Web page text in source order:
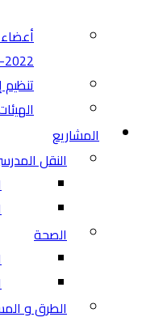
أعضاء
2022-2027
المشاريع
النقل
الصحة
الطرق و